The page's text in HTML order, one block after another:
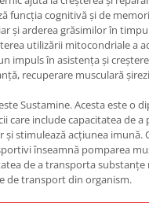
funcția cognitivă și de
și arderea grăsimilor în
utilizării mitocondriale a
impuls în asistența și
recuperare musculară
Sustamine. Acesta este o
care include capacitatea de
și stimulează acțiunea imună.
înseamnă pomparea
de a transporta
de transport din organism.